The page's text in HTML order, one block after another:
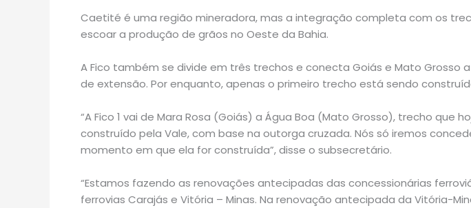
Caetité é uma região mineradora, mas a integração completa com os
escoar a produção de grãos no Oeste da Bahia.
A Fico também se divide em três trechos e conecta Goiás e Mato Grosso a
de extensão. Por enquanto, apenas o primeiro trecho está sendo
“A Fico 1 vai de Mara Rosa (Goiás) a Água Boa (Mato Grosso), trecho que
construído pela Vale, com base na outorga cruzada. Nós só iremos
momento em que ela for construída”, disse o subsecretário.
“Estamos fazendo as renovações antecipadas das concessionárias
ferrovias Carajás e Vitória – Minas. Na renovação antecipada da Vitória-